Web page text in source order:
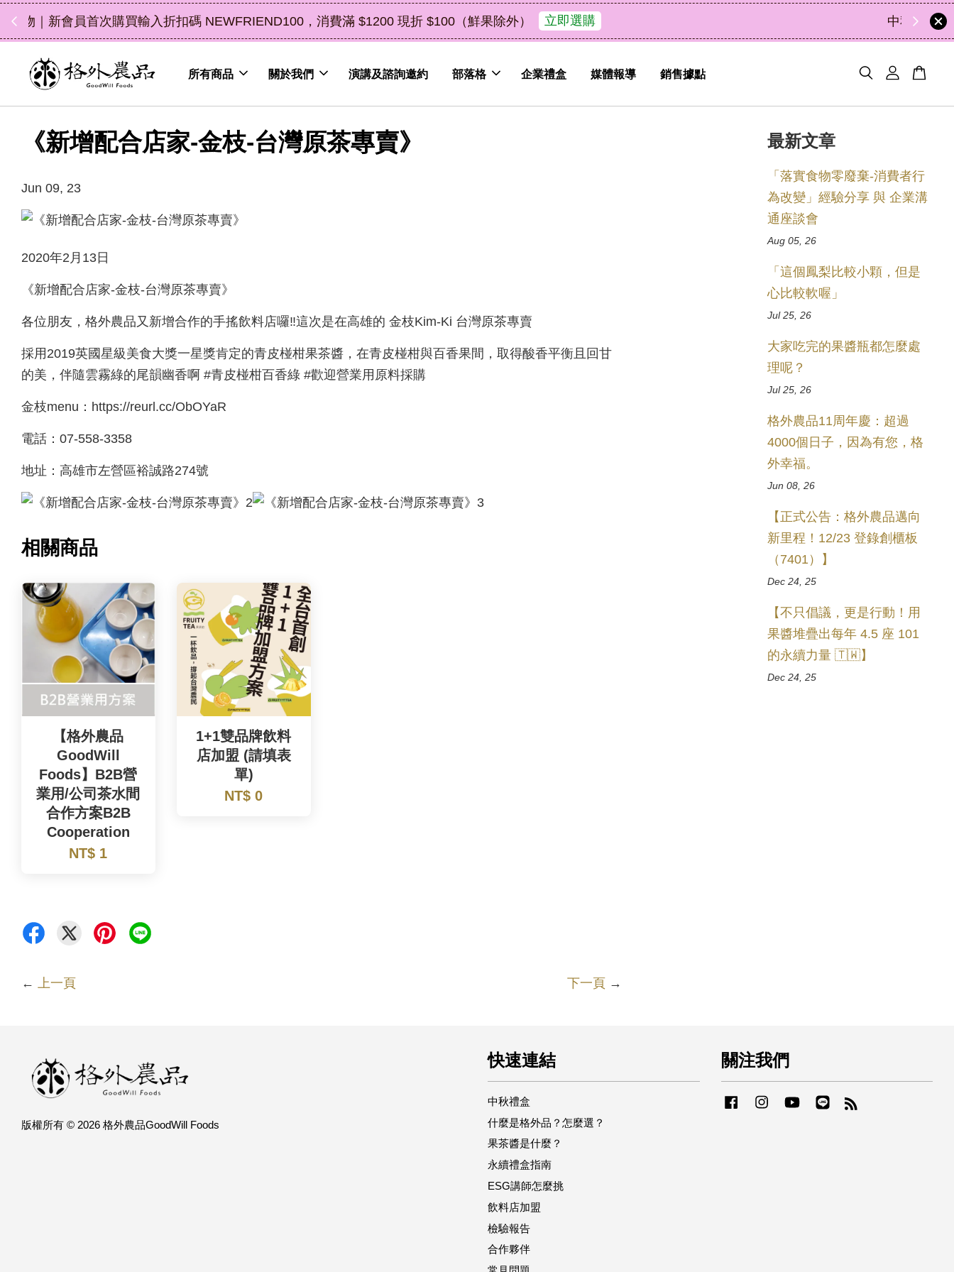
中秋禮盒新上市｜橘皮植萃永續好禮，解油去味・送禮自用兩相宜 了解詳情
所有商品 關於我們 演講及諮詢邀約 部落格 企業禮盒 媒體報導 銷售據點
《新增配合店家-金枝-台灣原茶專賣》
Jun 09, 23
2020年2月13日
《新增配合店家-金枝-台灣原茶專賣》
各位朋友，格外農品又新增合作的手搖飲料店囉‼️這次是在高雄的 金枝Kim-Ki 台灣原茶專賣
採用2019英國星級美食大獎一星獎肯定的青皮椪柑果茶醬，在青皮椪柑與百香果間，取得酸香平衡且回甘
的美，伴隨雲霧綠的尾韻幽香啊 #青皮椪柑百香綠 #歡迎營業用原料採購
金枝menu：https://reurl.cc/ObOYaR
電話：07-558-3358
地址：高雄市左營區裕誠路274號
相關商品
【格外農品
GoodWill
Foods】B2B營
業用/公司茶水間
合作方案B2B
Cooperation
NT$ 1
1+1雙品牌飲料
店加盟 (請填表
單)
NT$ 0
← 上一頁 下一頁→
最新文章
「落實食物零廢棄-消費者行
為改變」經驗分享 與 企業溝
通座談會
Aug 05, 26
「這個鳳梨比較小顆，但是
心比較軟喔」
Jul 25, 26
大家吃完的果醬瓶都怎麼處
理呢？
Jul 25, 26
格外農品11周年慶：超過
4000個日子，因為有您，格
外幸福。
Jun 08, 26
【正式公告：格外農品邁向
新里程！12/23 登錄創櫃板
（7401）】
Dec 24, 25
【不只倡議，更是行動！用
果醬堆疊出每年 4.5 座 101
的永續力量 🇹🇼】
Dec 24, 25
版權所有 © 2026 格外農品GoodWill Foods
快速連結
中秋禮盒
什麼是格外品？怎麼選？
果茶醬是什麼？
永續禮盒指南
ESG講師怎麼挑
飲料店加盟
檢驗報告
合作夥伴
關注我們
FacebookInstagramYouTubeLine